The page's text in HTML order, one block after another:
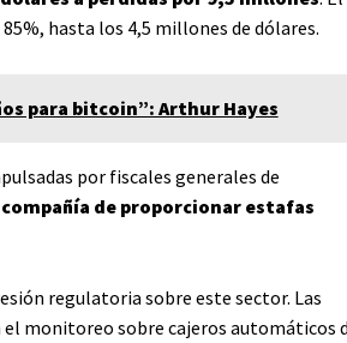
hasta los 4,5 millones de dólares.
para bitcoin”: Arthur Hayes
por fiscales generales de
de proporcionar estafas
regulatoria sobre este sector. Las
monitoreo sobre cajeros automáticos